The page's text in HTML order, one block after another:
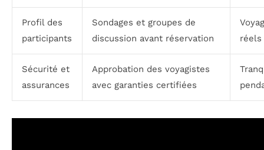
Profil des
participants
Sondages et groupes de
discussion avant réservation
réels
Sécurité et
assurances
Approbation des voyagistes
avec garanties certifiées